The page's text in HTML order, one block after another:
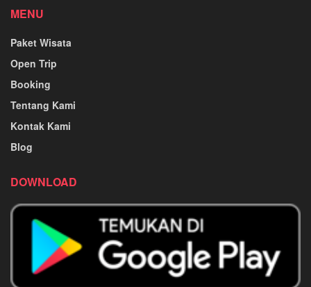
MENU
Paket Wisata
Open Trip
Booking
Tentang Kami
Kontak Kami
Blog
DOWNLOAD